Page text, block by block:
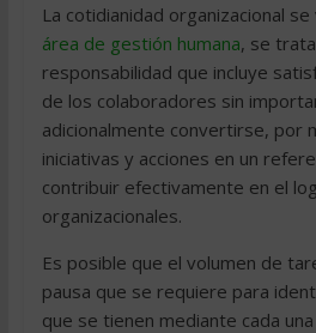
La cotidianidad organizacional
área de gestión humana, se
responsabilidad que incluye
de los colaboradores sin
adicionalmente convertirse, por
iniciativas y acciones en un
contribuir efectivamente en el
organizacionales.
Es posible que el volumen de
pausa que se requiere para
que se tienen mediante cada